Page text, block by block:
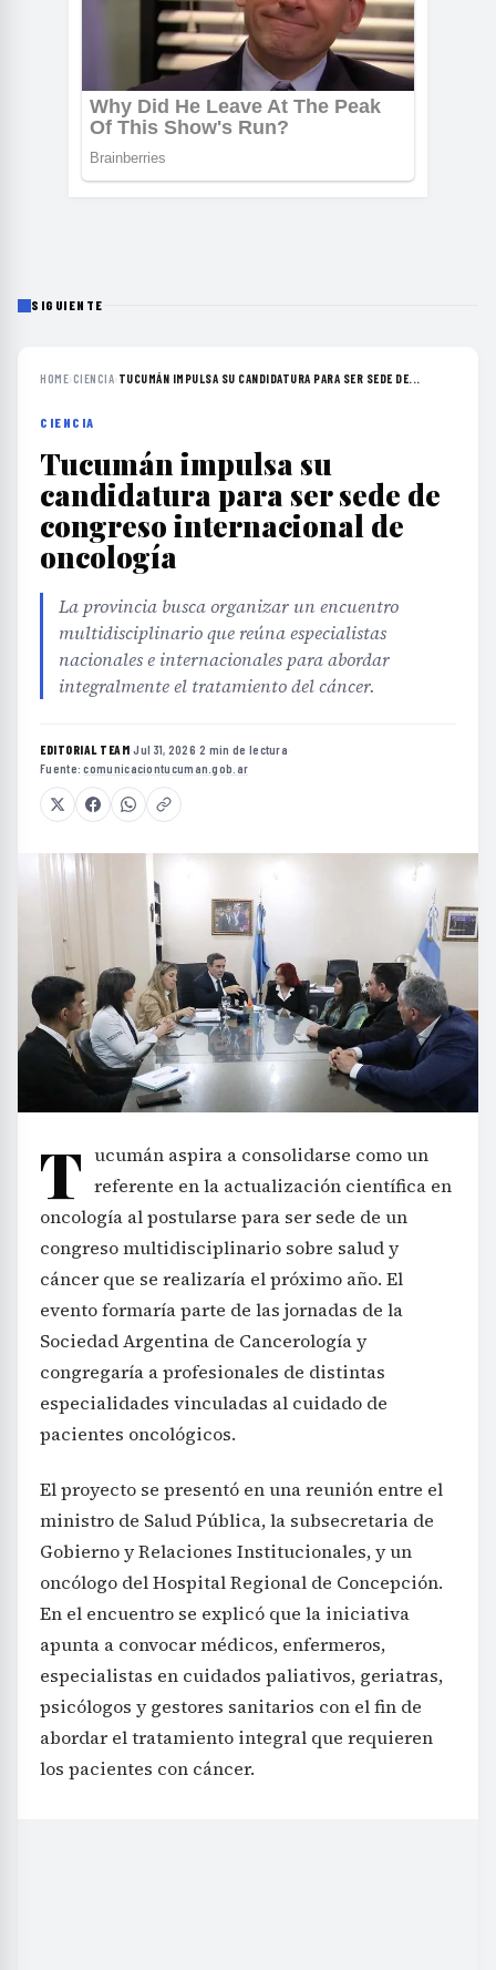
SIGUIENTE
HOME›CIENCIA› TUCUMÁN IMPULSA SU CANDIDATURA PARA SER SEDE DE...
CIENCIA
Tucumán impulsa su
candidatura para ser sede de
congreso internacional de
oncología
La provincia busca organizar un encuentro
multidisciplinario que reúna especialistas
nacionales e internacionales para abordar
integralmente el tratamiento del cáncer.
EDITORIAL TEAM·Jul 31, 2026·2 min de lectura·
Fuente:comunicaciontucuman.gob.ar
T ucumán aspira a consolidarse como un
referente en la actualización científica en
oncología al postularse para ser sede de un
congreso multidisciplinario sobre salud y
cáncer que se realizaría el próximo año. El
evento formaría parte de las jornadas de la
Sociedad Argentina de Cancerología y
congregaría a profesionales de distintas
especialidades vinculadas al cuidado de
pacientes oncológicos.
El proyecto se presentó en una reunión entre el
ministro de Salud Pública, la subsecretaria de
Gobierno y Relaciones Institucionales, y un
oncólogo del Hospital Regional de Concepción.
En el encuentro se explicó que la iniciativa
apunta a convocar médicos, enfermeros,
especialistas en cuidados paliativos, geriatras,
psicólogos y gestores sanitarios con el fin de
abordar el tratamiento integral que requieren
los pacientes con cáncer.